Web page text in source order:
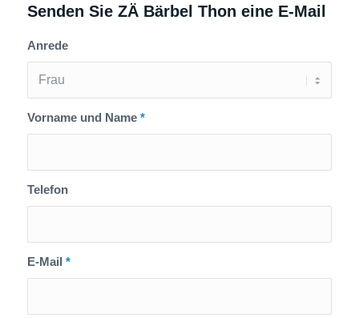
Senden Sie ZÄ Bärbel Thon eine E-Mail
Anrede
Vorname und Name *
Telefon
E-Mail *